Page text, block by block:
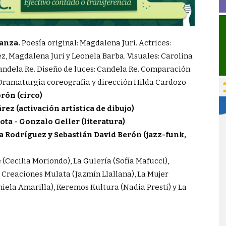
Poesía original: Magdalena Juri. Actrices:
Magdalena Juri y Leonela Barba. Visuales: Carolina
Re. Diseño de luces: Candela Re. Comparación
coreografía y dirección Hilda Cardozo
(circo)
(activación artística de dibujo)
- Gonzalo Geller (literatura)
Rodríguez y Sebastián David Berón (jazz-funk,
(Cecilia Moriondo), La Gulería (Sofía Mafucci),
Mulata (Jazmín Llallana), La Mujer
Amarilla), Keremos Kultura (Nadia Presti) y La